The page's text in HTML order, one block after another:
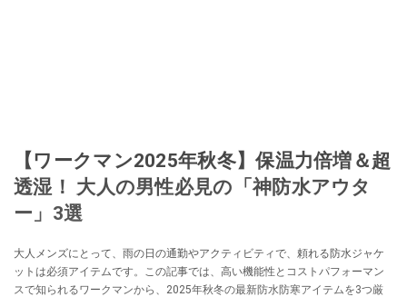
【ワークマン2025年秋冬】保温力倍増＆超
透湿！ 大人の男性必見の「神防水アウタ
ー」3選
大人メンズにとって、雨の日の通勤やアクティビティで、頼れる防水ジャケ
ットは必須アイテムです。この記事では、高い機能性とコストパフォーマン
スで知られるワークマンから、2025年秋冬の最新防水防寒アイテムを3つ厳